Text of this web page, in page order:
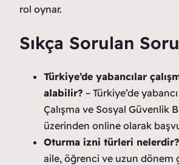
rol oynar.
Sıkça Sorulan
Türkiye’de yabancılar
alabilir? – Türkiye’de
Çalışma ve Sosyal Güvenlik
üzerinden online olarak
Oturma izni türleri nelerdir?
aile, öğrenci ve uzun dönem